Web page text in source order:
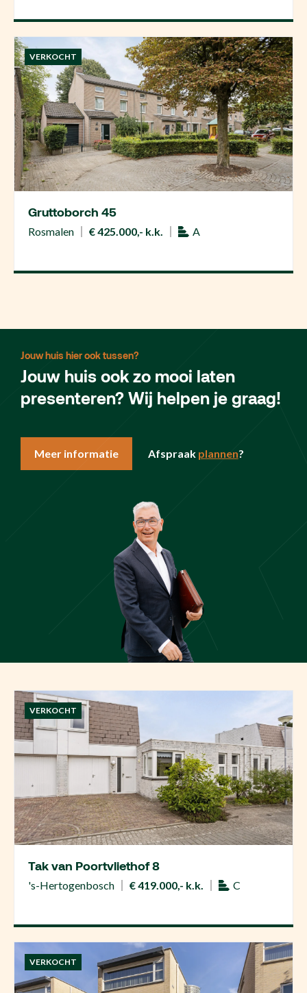
VERKOCHT
Gruttoborch 45
Rosmalen € 425.000,- k.k. A
Jouw huis hier ook tussen?
Jouw huis ook zo mooi laten
presenteren? Wij helpen je graag!
Meer informatie Afspraak plannen?
VERKOCHT
Tak van Poortvliethof 8
's-Hertogenbosch € 419.000,- k.k. C
VERKOCHT